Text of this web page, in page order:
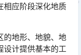
相应阶段深化地质
的地形、地貌、地
设计提供基本的工